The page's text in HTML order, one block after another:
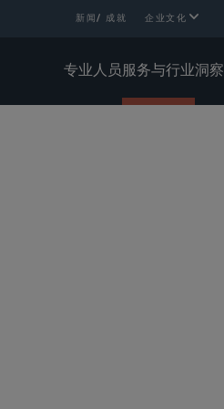
新闻/ 成就 企业文化
专业人员服务与行业洞察